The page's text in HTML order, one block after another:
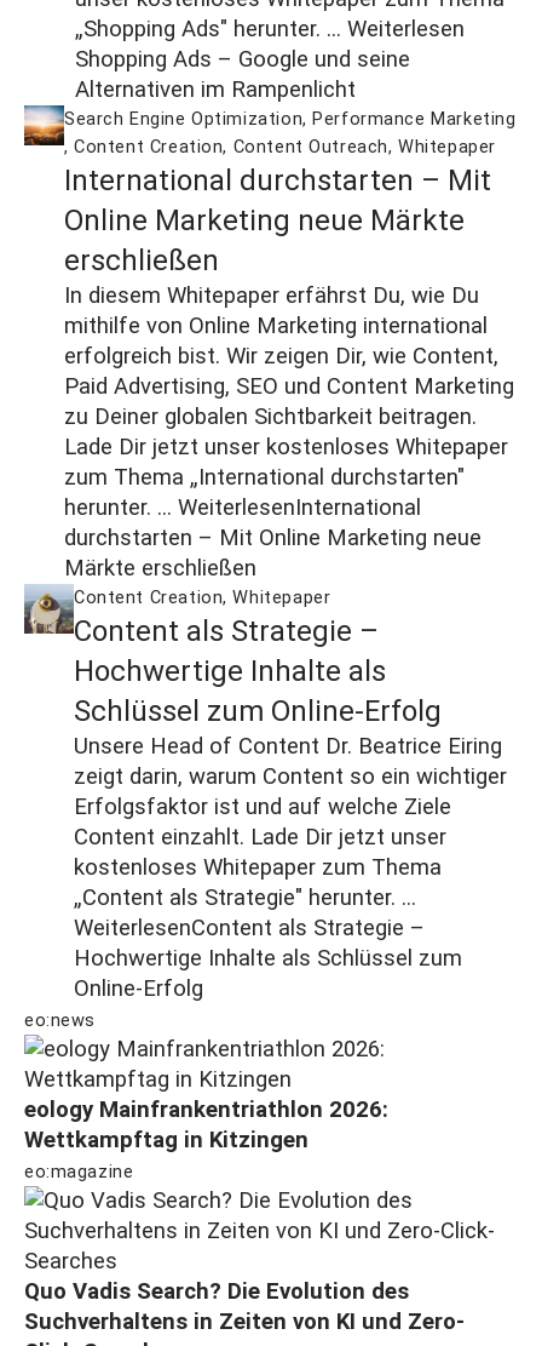
„Shopping Ads" herunter. ... Weiterlesen
Shopping Ads – Google und seine
Alternativen im Rampenlicht
Search Engine Optimization, Performance Marketing
,Content Creation, Content Outreach,Whitepaper
International durchstarten – Mit
Online Marketing neue Märkte
erschließen
In diesem Whitepaper erfährst Du, wie Du
mithilfe von Online Marketing international
erfolgreich bist. Wir zeigen Dir, wie Content,
Paid Advertising, SEO und Content Marketing
zu Deiner globalen Sichtbarkeit beitragen.
Lade Dir jetzt unser kostenloses Whitepaper
zum Thema „International durchstarten"
herunter. ... WeiterlesenInternational
durchstarten – Mit Online Marketing neue
Märkte erschließen
Content Creation,Whitepaper
Content als Strategie –
Hochwertige Inhalte als
Schlüssel zum Online-Erfolg
Unsere Head of Content Dr. Beatrice Eiring
zeigt darin, warum Content so ein wichtiger
Erfolgsfaktor ist und auf welche Ziele
Content einzahlt. Lade Dir jetzt unser
kostenloses Whitepaper zum Thema
„Content als Strategie" herunter. ...
WeiterlesenContent als Strategie –
Hochwertige Inhalte als Schlüssel zum
Online-Erfolg
eo:news
eology Mainfrankentriathlon 2026:
Wettkampftag in Kitzingen
eo:magazine
Quo Vadis Search? Die Evolution des
Suchverhaltens in Zeiten von KI und Zero-